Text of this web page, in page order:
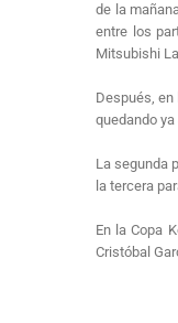
de la
entre los
Mitsubishi
Después,
quedando
La segunda
la tercera
En la Copa
Cristóbal